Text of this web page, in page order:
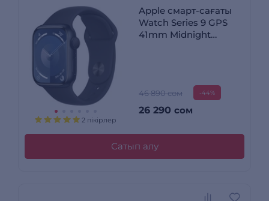
2 пікірлер
Apple смарт-сағаты
Watch Series 9 GPS
41mm Midnight
46 890 сом -44%
26 290 сом
Сатып алу